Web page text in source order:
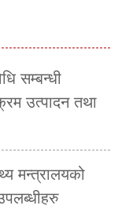
सम्बन्धी
उत्पादन तथा
मन्त्रालयको